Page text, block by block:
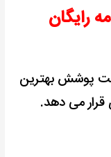
رایگان
تحت پوشش بهترین
قرار می دهد.